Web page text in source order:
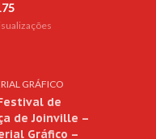
GRÁFICO
de
de Joinville –
Gráfico –